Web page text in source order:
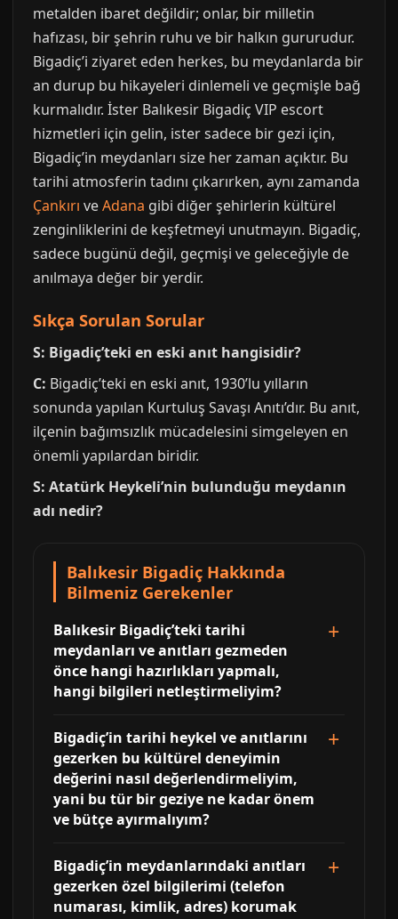
metalden ibaret değildir; onlar, bir milletin
hafızası, bir şehrin ruhu ve bir halkın gururudur.
Bigadiç’i ziyaret eden herkes, bu meydanlarda bir
an durup bu hikayeleri dinlemeli ve geçmişle bağ
kurmalıdır. İster Balıkesir Bigadiç VIP escort
hizmetleri için gelin, ister sadece bir gezi için,
Bigadiç’in meydanları size her zaman açıktır. Bu
tarihi atmosferin tadını çıkarırken, aynı zamanda
Çankırı veAdana gibi diğer şehirlerin kültürel
zenginliklerini de keşfetmeyi unutmayın. Bigadiç,
sadece bugünü değil, geçmişi ve geleceğiyle de
anılmaya değer bir yerdir.
Sıkça Sorulan Sorular
S: Bigadiç’teki en eski anıt hangisidir?
C: Bigadiç’teki en eski anıt, 1930’lu yılların
sonunda yapılan Kurtuluş Savaşı Anıtı’dır. Bu anıt,
ilçenin bağımsızlık mücadelesini simgeleyen en
önemli yapılardan biridir.
S: Atatürk Heykeli’nin bulunduğu meydanın
adı nedir?
Balıkesir Bigadiç Hakkında
Bilmeniz Gerekenler
Balıkesir Bigadiç’teki tarihi
meydanları ve anıtları gezmeden
önce hangi hazırlıkları yapmalı,
hangi bilgileri netleştirmeliyim?
Bigadiç’in tarihi heykel ve anıtlarını
gezerken bu kültürel deneyimin
değerini nasıl değerlendirmeliyim,
yani bu tür bir geziye ne kadar önem
ve bütçe ayırmalıyım?
Bigadiç’in meydanlarındaki anıtları
gezerken özel bilgilerimi (telefon
numarası, kimlik, adres) korumak